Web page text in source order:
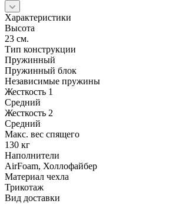
Характеристики
Высота
23 см.
Тип конструкции
Пружинный
Пружинный блок
Независимые пружины
Жесткость 1
Средний
Жесткость 2
Средний
Макс. вес спящего
130 кг
Наполнители
AirFoam, Холлофайбер
Материал чехла
Трикотаж
Вид доставки